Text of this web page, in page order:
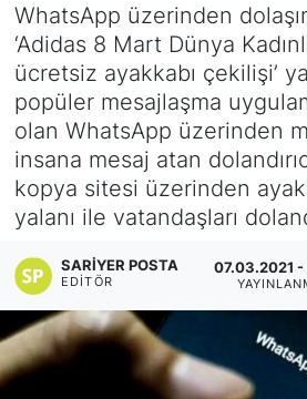
WhatsApp üzerinden
‘Adidas 8 Mart Dünya
ücretsiz ayakkabı çekilişi’
popüler mesajlaşma
olan WhatsApp üzerinden
insana mesaj atan
kopya sitesi üzerinden
yalanı ile vatandaşları
SARIYER POSTA
EDITÖR
07.03.2021 -
GÜNDEM
KÖŞE YAZILARI
KÖŞE YAZILARI (Arşiv)
KÜLTÜR SANAT
MAGAZİN
RÖPORTAJ
Haber Arşivi